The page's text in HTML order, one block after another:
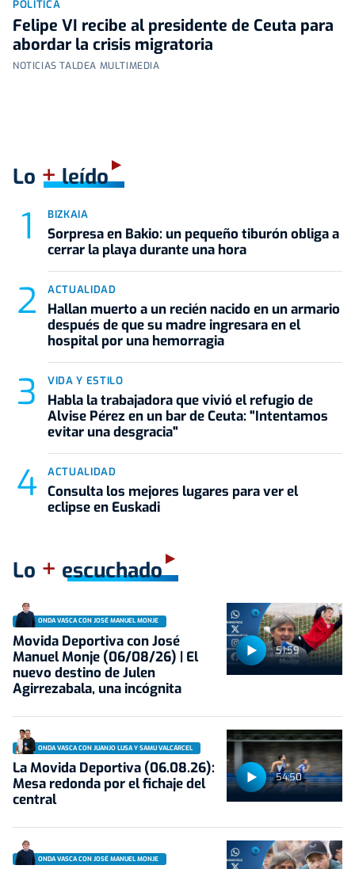
POLÍTICA
Felipe VI recibe al presidente de Ceuta para
abordar la crisis migratoria
NOTICIAS TALDEA MULTIMEDIA
Lo +leído
BIZKAIA
Sorpresa en Bakio: un pequeño tiburón obliga a
cerrar la playa durante una hora
ACTUALIDAD
Hallan muerto a un recién nacido en un armario
después de que su madre ingresara en el
hospital por una hemorragia
VIDA Y ESTILO
Habla la trabajadora que vivió el refugio de
Alvise Pérez en un bar de Ceuta: "Intentamos
evitar una desgracia"
ACTUALIDAD
Consulta los mejores lugares para ver el
eclipse en Euskadi
Lo + escuchado
51:59
ONDA VASCA CON JOSÉ MANUEL MONJE
Movida Deportiva con José
Manuel Monje (06/08/26) | El
nuevo destino de Julen
Agirrezabala, una incógnita
54:50
ONDA VASCA CON JUANJO LUSA Y SAMU VALCÁRCEL
La Movida Deportiva (06.08.26):
Mesa redonda por el fichaje del
central
ONDA VASCA CON JOSÉ MANUEL MONJE